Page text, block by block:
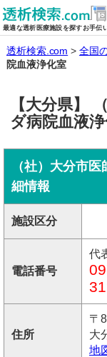
最適な透析医療施設を探すお手伝
透析検索.com 全国
院血液浄化室
【大分県】
ダ病院血液
（社）大分市
細情報
施設区分
電話番号
代
住所
〒
大
地